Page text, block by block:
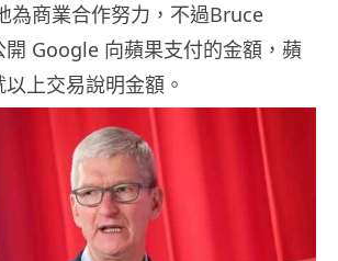
為商業合作努力，不過Bruce
Google 向蘋果支付的金額，蘋
上交易說明金額。